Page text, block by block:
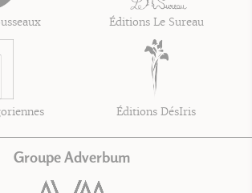
Éditions Le Sureau
Éditions DésIris
Groupe Adverbum